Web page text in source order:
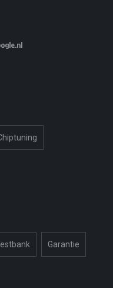
Garantie